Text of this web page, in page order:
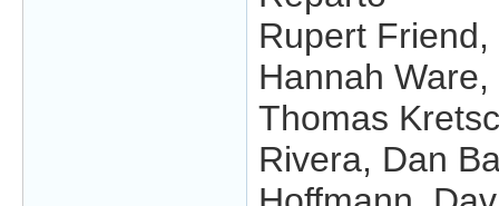
Rupert
Hannah
Thomas
Rivera, Dan